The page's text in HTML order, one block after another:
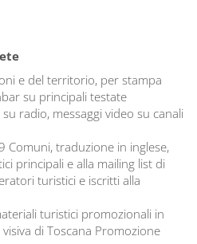
e del territorio, per stampa
su principali testate
radio, messaggi video su canali
Comuni, traduzione in inglese,
principali e alla mailing list di
turistici e iscritti alla
turistici promozionali in
di Toscana Promozione